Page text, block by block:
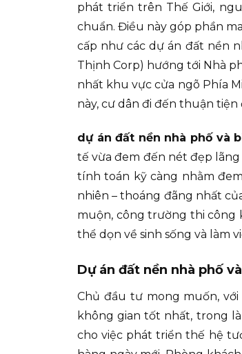
phát triển trên Thế Giới,
chuẩn. Điều này góp phần
cấp như các dự án đất nền
Thịnh Corp) hướng tới Nhà
nhất khu vực cửa ngõ Phía
này, cư dân đi đến thuận
dự án đất nền nhà phố và
tế vừa đem đến nét đẹp
tính toán kỹ càng nhằm
nhiên – thoáng đãng nhất
muộn, công trường thi công
thể dọn về sinh sống và làm
Dự án đất nền nhà phố
Chủ đầu tư mong muốn, với
không gian tốt nhất, trong
cho việc phát triển thế hệ